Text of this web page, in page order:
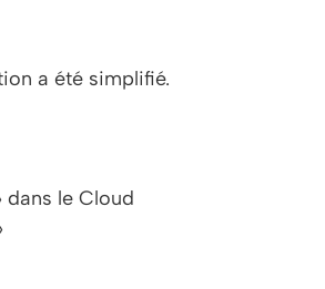
a été simplifié.
dans le Cloud